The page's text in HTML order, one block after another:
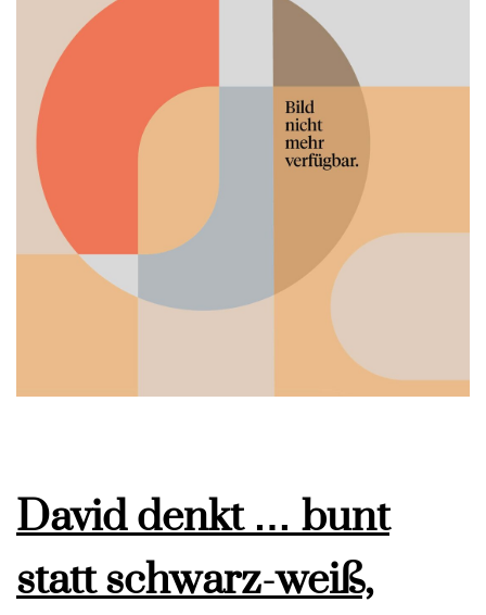
David denkt … bunt
statt schwarz-weiß,